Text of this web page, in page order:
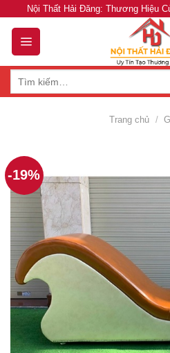
content
Nội Thất Hải Đăng: Thương Hiệu
Trang chủ /
-19%